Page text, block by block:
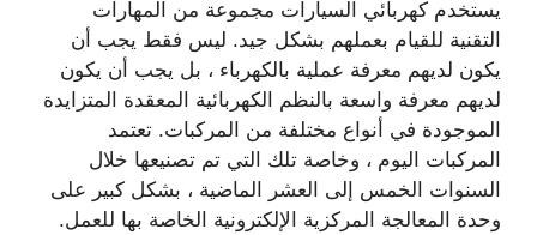
يستخدم كهربائي السيارات مجموعة من المهارات
التقنية للقيام بعملهم بشكل جيد. ليس فقط يجب أن
يكون لديهم معرفة عملية بالكهرباء ، بل يجب أن يكون
لديهم معرفة واسعة بالنظم الكهربائية المعقدة المتزايدة
الموجودة في أنواع مختلفة من المركبات. تعتمد
المركبات اليوم ، وخاصة تلك التي تم تصنيعها خلال
السنوات الخمس إلى العشر الماضية ، بشكل كبير على
وحدة المعالجة المركزية الإلكترونية الخاصة بها للعمل.